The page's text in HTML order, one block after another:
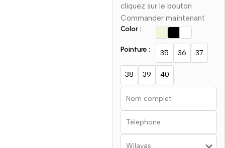
cliquez sur le bouton
Commander maintenant
Color :
Pointure : 35 36 37
38 39 40